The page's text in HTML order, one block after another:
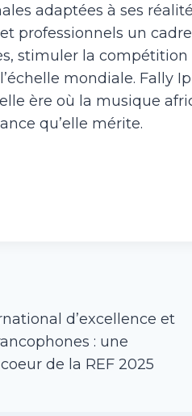
adaptées à ses
professionnels un
stimuler la
mondiale. Fally
ère où la musique
qu’elle mérite.
d’excellence et
: une
de la REF 2025